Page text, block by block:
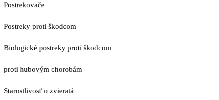
Postrekovače
Postreky proti škodcom
Biologické postreky proti škodcom
proti hubovým chorobám
Starostlivosť o zvieratá